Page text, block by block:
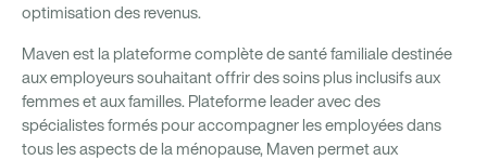
optimisation des revenus.
Maven est la plateforme complète de santé familiale destinée
aux employeurs souhaitant offrir des soins plus inclusifs aux
femmes et aux familles. Plateforme leader avec des
spécialistes formés pour accompagner les employées dans
tous les aspects de la ménopause, Maven permet aux